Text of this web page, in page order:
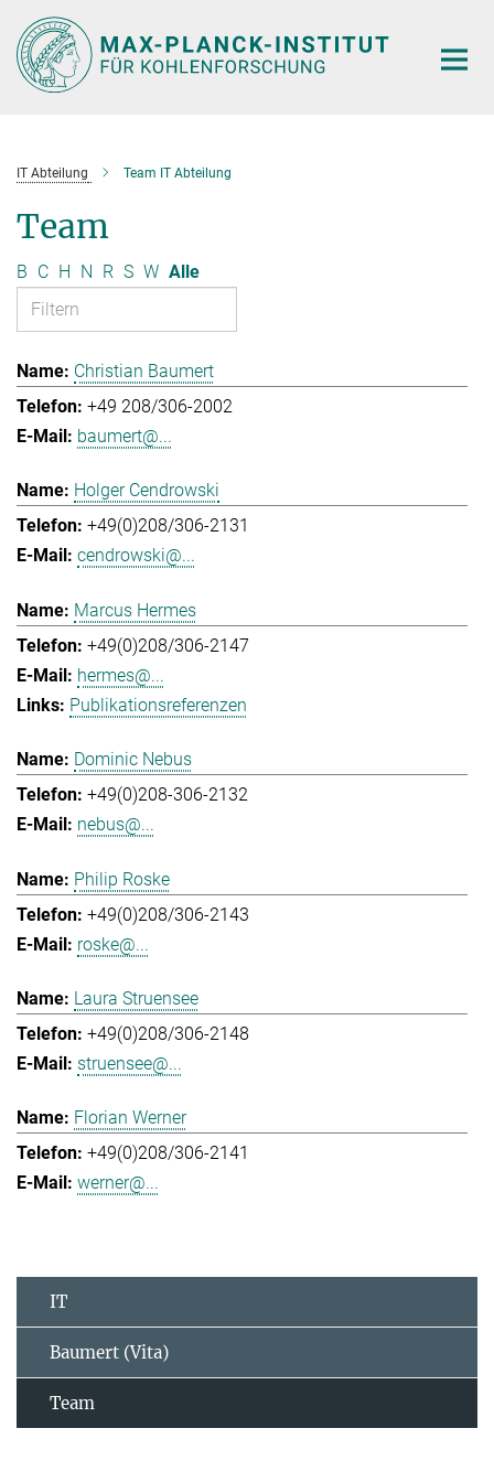
Hauptinhalt
IT Abteilung Team IT Abteilung
Team
B C H N R S W Alle
Christian Baumert
+49 208/306-2002
baumert@...
Holger Cendrowski
+49(0)208/306-2131
cendrowski@...
Marcus Hermes
+49(0)208/306-2147
hermes@...
Publikationsreferenzen
Dominic Nebus
+49(0)208-306-2132
nebus@...
Philip Roske
+49(0)208/306-2143
roske@...
Laura Struensee
+49(0)208/306-2148
struensee@...
Florian Werner
+49(0)208/306-2141
werner@...
IT
Baumert (Vita)
Team